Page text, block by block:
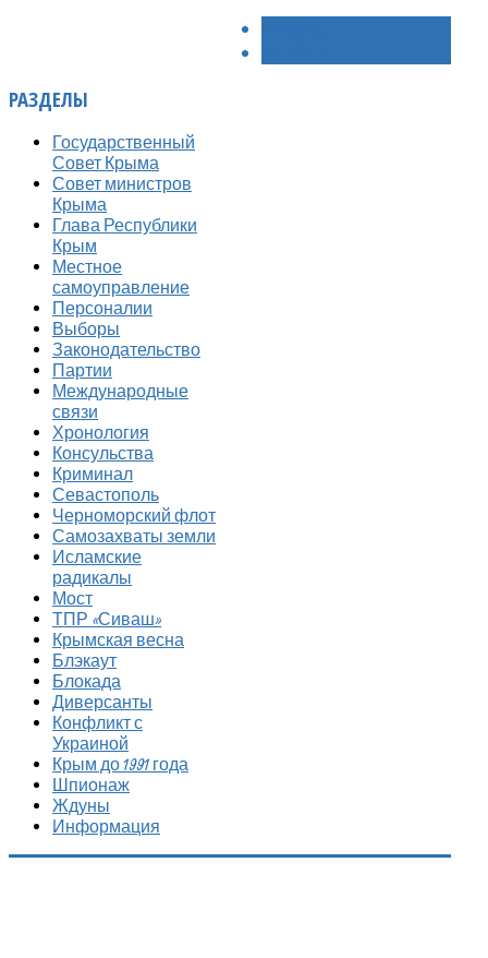
РАЗДЕЛЫ
Государственный
Совет Крыма
Совет министров
Крыма
Глава Республики
Крым
Местное
самоуправление
Персоналии
Выборы
Законодательство
Партии
Международные
связи
Хронология
Консульства
Криминал
Севастополь
Черноморский флот
Самозахваты земли
Исламские
радикалы
Мост
ТПР «Сиваш»
Крымская весна
Блэкаут
Блокада
Диверсанты
Конфликт с
Украиной
Крым до 1991 года
Шпионаж
Ждуны
Информация